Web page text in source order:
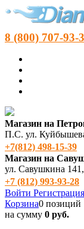
8 (800) 707-93-
Магазин на
П.С. ул.
+7(812) 498‑15-39
Магазин на
ул. Савушкина
+7 (812) 993-93-28
Войти Регистрация
Корзина0 позиций
на сумму 0 руб.